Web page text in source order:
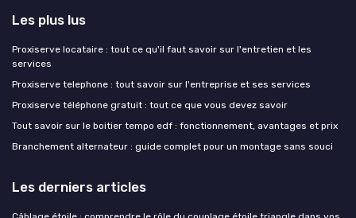
Les plus lus
Proxiserve locataire : tout ce qu'il faut savoir sur l'entretien et les
services
Proxiserve telephone : tout savoir sur l'entreprise et ses services
Proxiserve téléphone gratuit : tout ce que vous devez savoir
Tout savoir sur le boitier tempo edf : fonctionnement, avantages et prix
Branchement alternateur : guide complet pour un montage sans souci
Les derniers articles